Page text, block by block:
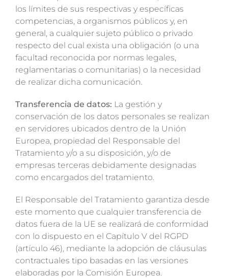
los límites de sus respectivas y específicas
competencias, a organismos públicos y, en
general, a cualquier sujeto público o privado
respecto del cual exista una obligación (o una
facultad reconocida por normas legales,
reglamentarias o comunitarias) o la necesidad
de realizar dicha comunicación.
Transferencia de datos: La gestión y
conservación de los datos personales se realizan
en servidores ubicados dentro de la Unión
Europea, propiedad del Responsable del
Tratamiento y/o a su disposición, y/o de
empresas terceras debidamente designadas
como encargados del tratamiento.
El Responsable del Tratamiento garantiza desde
este momento que cualquier transferencia de
datos fuera de la UE se realizará de conformidad
con lo dispuesto en el Capítulo V del RGPD
(artículo 46), mediante la adopción de cláusulas
contractuales tipo basadas en las versiones
elaboradas por la Comisión Europea.